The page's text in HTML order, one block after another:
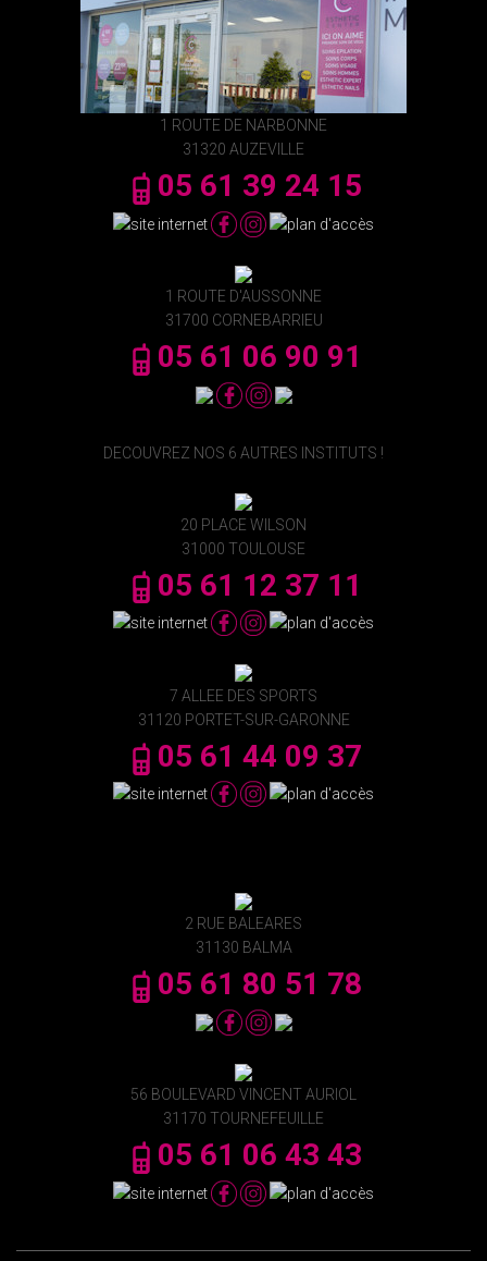
1 ROUTE DE NARBONNE
31320 AUZEVILLE
05 61 39 24 15
1 ROUTE D'AUSSONNE
31700 CORNEBARRIEU
05 61 06 90 91
DECOUVREZ NOS 6 AUTRES INSTITUTS !
20 PLACE WILSON
31000 TOULOUSE
05 61 12 37 11
7 ALLEE DES SPORTS
31120 PORTET-SUR-GARONNE
05 61 44 09 37
2 RUE BALEARES
31130 BALMA
05 61 80 51 78
56 BOULEVARD VINCENT AURIOL
31170 TOURNEFEUILLE
05 61 06 43 43